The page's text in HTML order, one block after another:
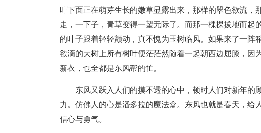
叶下面正在萌芽生长的嫩草显露出来，那样的翠色欲流，
走，一下子，青草变得一望无际了。而那一棵棵拔地而起
的叶子跟着轻轻颤动，真不愧为玉树临风。如果来了一阵
欲滴的大树上所有树叶便茫茫然随着一起朝西边屈膝，因
新衣，也全都是东风帮的忙。
东风又跃入人们的摸不透的心中，顿时人们对新年的
力。仿佛人的心是潘多拉的魔法盒。东风也就是春天，给
信心与勇气。